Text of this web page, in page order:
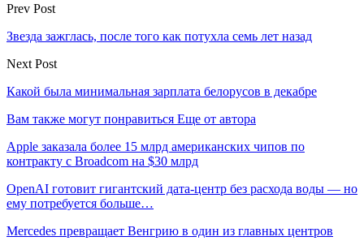
Prev Post
Звезда зажглась, после того как потухла семь лет назад
Next Post
Какой была минимальная зарплата белорусов в декабре
Вам также могут понравиться Еще от автора
Apple заказала более 15 млрд американских чипов по
контракту с Broadcom на $30 млрд
OpenAI готовит гигантский дата-центр без расхода воды — но
ему потребуется больше…
Mercedes превращает Венгрию в один из главных центров